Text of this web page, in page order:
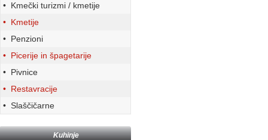
• Kmečki turizmi / kmetije
• Kmetije
• Penzioni
• Picerije in špagetarije
• Pivnice
• Restavracije
• Slaščičarne
Kuhinje